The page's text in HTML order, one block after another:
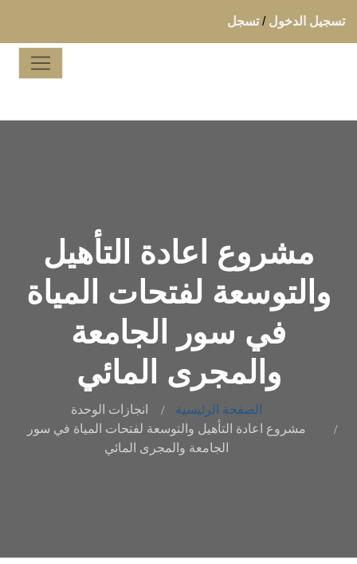
تسجيل الدخول / تسجل
مشروع اعادة التأهيل
والتوسعة لفتحات المياة
في سور الجامعة
والمجرى المائي
الصفحة الرئيسية
انجازات الوحدة
مشروع اعادة التأهيل والتوسعة لفتحات المياة في سور
الجامعة والمجرى المائي